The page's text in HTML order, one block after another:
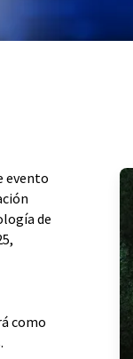
evento
de
como